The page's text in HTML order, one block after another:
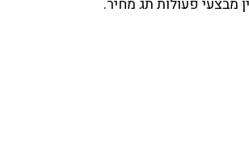
מבצעי פעולות תג מחיר.